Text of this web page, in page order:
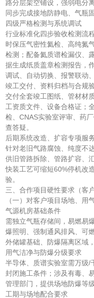
路分层架空铺设，强弱电分
同步完成接地防静电、气瓶
四级严格检测与系统调试
行业标准化四步验收检测流
时保压气密性氦检、高纯氮
检测；配备氦质谱检漏仪、
据生成纸质盖章检测报告，
调试、自动切换、报警联动
竣工交付、资料归档与合规
交付全套竣工图纸、管材材
工资质文件、设备合格证；
检、CNAS实验室评审、药
查答疑。
后期系统改造、扩容专项服
针对老旧气路腐蚀、纯度不
供旧管路拆除、管路扩容、
快装工艺可缩短60%停机改
验。
三、合作项目硬性要求（客
（一）对客户项目场地、用
气源机房基础条件
需独立气瓶存储间，易燃易
爆照明、强制通风排风、可
外储罐基础、防爆隔离区域
用气洁净与防爆分级要求
半导体、质谱实验室需万级/
封闭施工条件；涉及有毒、
管理部门，提供场地防爆等
工期与场地配合要求